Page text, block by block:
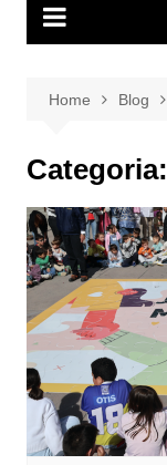
Home Blog
Categoria: